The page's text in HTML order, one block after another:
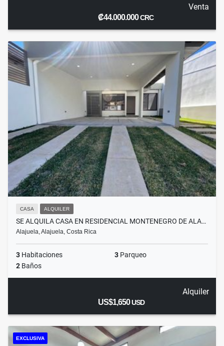
Venta
₡44.000.000CRC
CASA ALQUILER
SE ALQUILA CASA EN RESIDENCIAL MONTENEGRO DE ALA…
Alajuela, Alajuela, Costa Rica
3 Habitaciones 3 Parqueo
2 Baños
Alquiler
US$1,650USD
EXCLUSIVA